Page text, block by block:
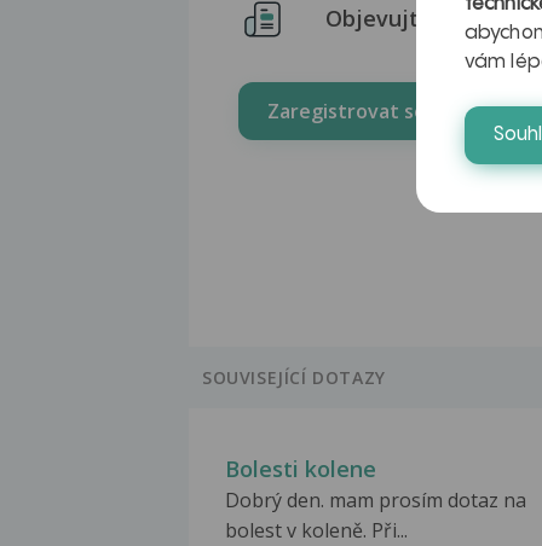
Objevujte
Zaregistrovat se zdarma
SOUVISEJÍCÍ DOTAZY
Bolesti kolene
Dobrý den. mam prosím dotaz na
bolest v koleně. Při...
vám